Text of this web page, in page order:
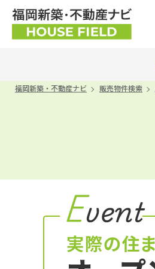
福岡新築・不動産ナビ 販売物件検索